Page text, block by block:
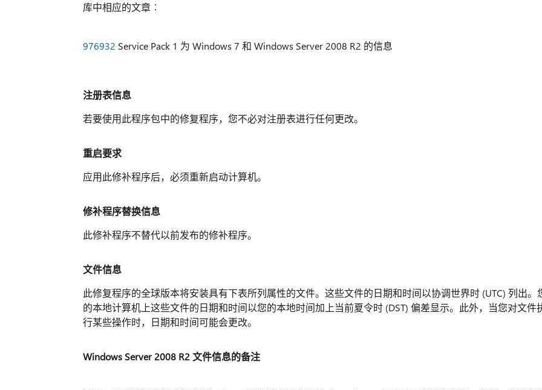
库中相应的文章︰
976932 Service Pack 1 为 Windows 7 和 Windows Server 2008 R2 的信息
注册表信息
若要使用此程序包中的修复程序，您不必对注册表进行任何更改。
重启要求
应用此修补程序后，必须重新启动计算机。
修补程序替换信息
此修补程序不替代以前发布的修补程序。
文件信息
此修复程序的全球版本将安装具有下表所列属性的文件。这些文件的日期和时间以协调世界时 (UTC) 列出。
的本地计算机上这些文件的日期和时间以您的本地时间加上当前夏令时 (DST) 偏差显示。此外，当您对文件
行某些操作时，日期和时间可能会更改。
Windows Server 2008 R2 文件信息的备注